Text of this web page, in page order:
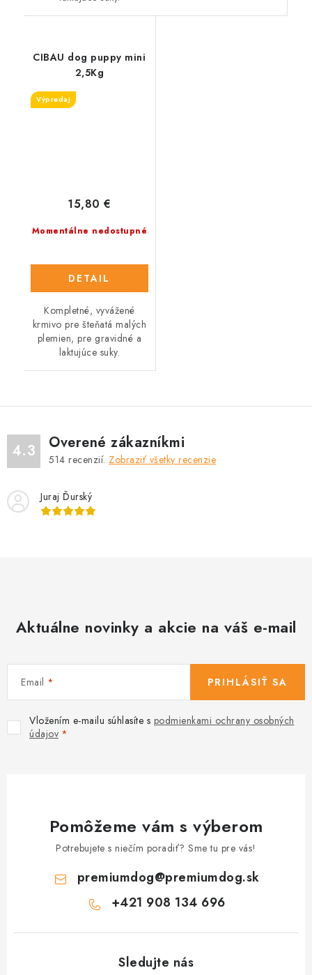
CIBAU dog puppy mini
2,5Kg
Výpredaj
Momentálne nedostupné
15,80 €
DETAIL
Kompletné, vyvážené
krmivo pre šteňatá malých
plemien, pre gravidné a
laktujúce suky.
4.3 Overené zákazníkmi
514 recenzií. Zobraziť všetky recenzie
Juraj Ďurský
Aktuálne novinky a akcie na váš e-mail
Email
Vložením e-mailu súhlasíte s podmienkami ochrany osobných
údajov
PRIHLÁSIŤ SA
Pomôžeme vám s výberom
Potrebujete s niečím poradiť? Sme tu pre vás!
premiumdog@premiumdog.sk
+421 908 134 696